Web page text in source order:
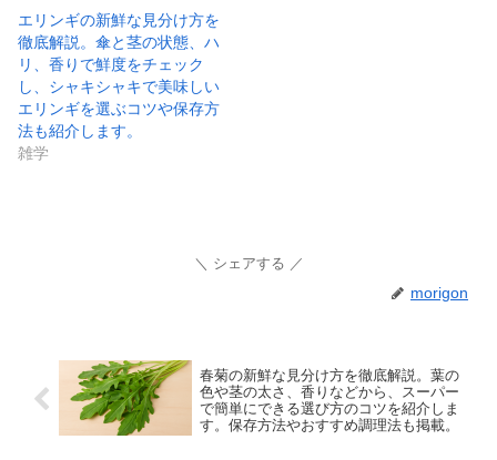
エリンギの新鮮な見分け方を
徹底解説。傘と茎の状態、ハ
リ、香りで鮮度をチェック
し、シャキシャキで美味しい
エリンギを選ぶコツや保存方
法も紹介します。
雑学
シェアする
morigon
春菊の新鮮な見分け方を徹底解説。葉の
色や茎の太さ、香りなどから、スーパー
で簡単にできる選び方のコツを紹介しま
す。保存方法やおすすめ調理法も掲載。